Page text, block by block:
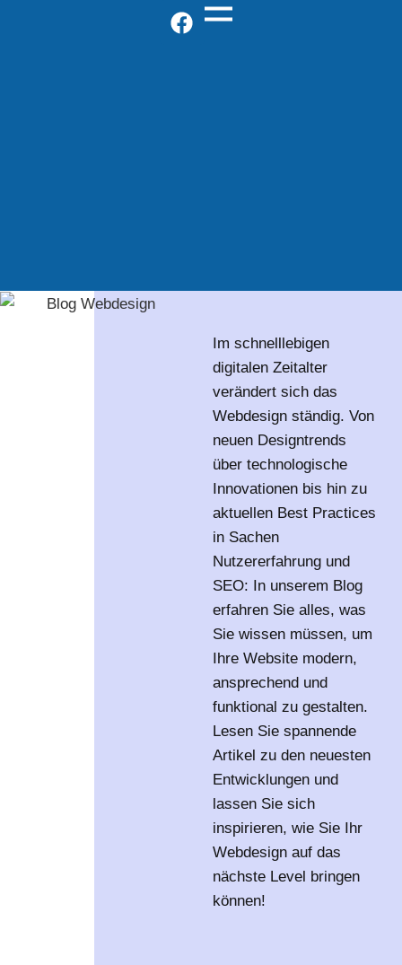
Im schnelllebigen
digitalen Zeitalter
verändert sich das
Webdesign ständig. Von
neuen Designtrends
über technologische
Innovationen bis hin zu
aktuellen Best Practices
in Sachen
Nutzererfahrung und
SEO: In unserem Blog
erfahren Sie alles, was
Sie wissen müssen, um
Ihre Website modern,
ansprechend und
funktional zu gestalten.
Lesen Sie spannende
Artikel zu den neuesten
Entwicklungen und
lassen Sie sich
inspirieren, wie Sie Ihr
Webdesign auf das
nächste Level bringen
können!